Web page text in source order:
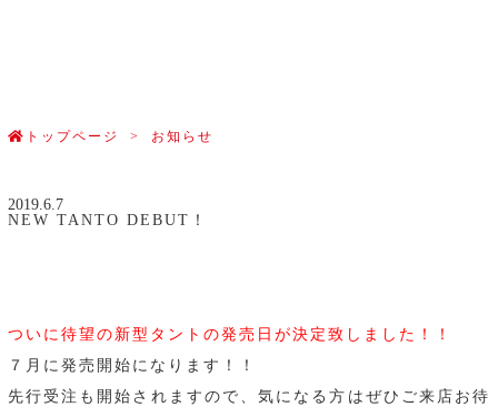
トップページ > お知らせ
2019.6.7
NEW TANTO DEBUT！
ついに待望の新型タントの発売日が決定致しました！！
７月に発売開始になります！！
先行受注も開始されますので、気になる方はぜひご来店お待